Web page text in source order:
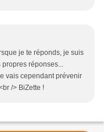
je te réponds, je suis
réponses...
vais cependant prévenir
/> BiZette !